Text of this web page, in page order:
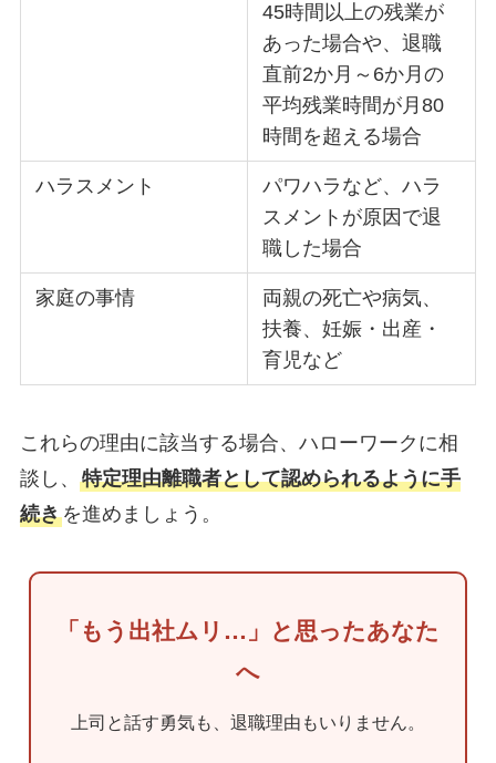
45時間以上の残業が
あった場合や、退職
直前2か月～6か月の
平均残業時間が月80
時間を超える場合
ハラスメント
パワハラなど、ハラ
スメントが原因で退
職した場合
家庭の事情
両親の死亡や病気、
扶養、妊娠・出産・
育児など
これらの理由に該当する場合、ハローワークに相
談し、 特定理由離職者として認められるように手
続きを進めましょう。
「もう出社ムリ…」と思ったあなた
へ
上司と話す勇気も、退職理由もいりません。